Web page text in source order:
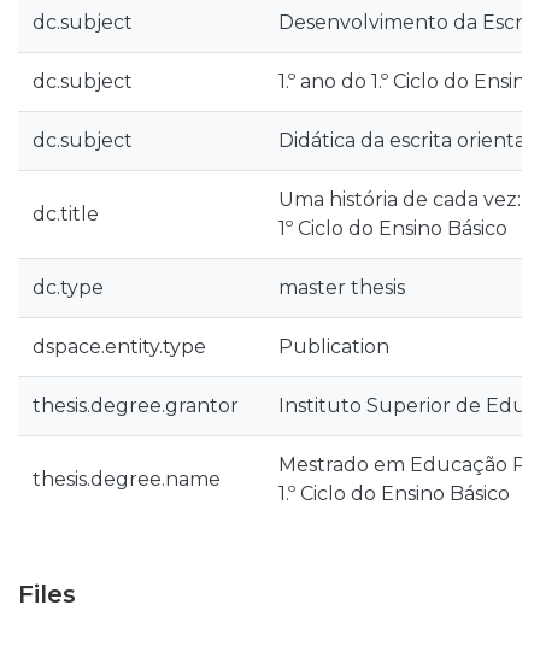
dc.subject Desenvolvimento da
dc.subject 1.º ano do 1.º Ciclo do
dc.subject Didática da escrita
dc.title
Uma história de cada vez:
1º Ciclo do Ensino Básico
dc.type master thesis
dspace.entity.type Publication
thesis.degree.grantor Instituto Superior de
thesis.degree.name
Mestrado em Educação
1.º Ciclo do Ensino Básico
Files